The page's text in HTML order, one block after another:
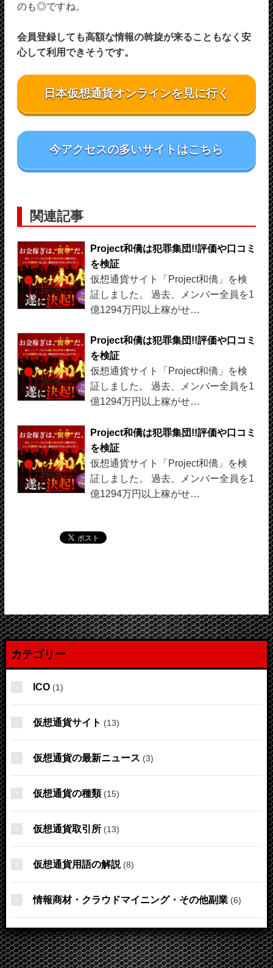
のも◎ですね。
会員登録しても高額な情報の斡旋が来ることもなく安
心して利用できそうです。
日本仮想通貨オンラインを見に行く
今アクセスの多いサイトはこちら
関連記事
Project和僑は犯罪集団!!評価や口コミ
を検証
仮想通貨サイト「Project和僑」を検
証しました。 過去、メンバー全員を1
億1294万円以上稼がせ…
Project和僑は犯罪集団!!評価や口コミ
を検証
仮想通貨サイト「Project和僑」を検
証しました。 過去、メンバー全員を1
億1294万円以上稼がせ…
Project和僑は犯罪集団!!評価や口コミ
を検証
仮想通貨サイト「Project和僑」を検
証しました。 過去、メンバー全員を1
億1294万円以上稼がせ…
カテゴリー
ICO(1)
仮想通貨サイト (13)
仮想通貨の最新ニュース (3)
仮想通貨の種類 (15)
仮想通貨取引所(13)
仮想通貨用語の解説(8)
情報商材・クラウドマイニング・その他副業(6)